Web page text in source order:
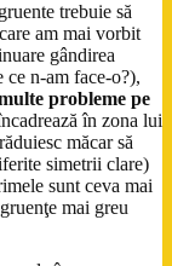
trebuie să
am mai vorbit
gândirea
n-am face-o?),
probleme pe
în zona lui
măcar să
simetrii clare)
sunt ceva mai
mai greu